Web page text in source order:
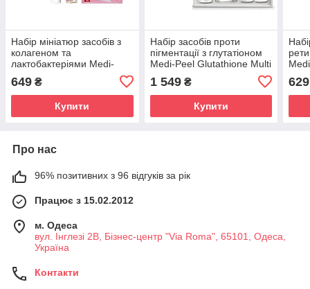
Набір мініатюр засобів з
колагеном та
лактобактеріями Medi-
Cleansing Trial K
649 ₴
Купити
Набір засобів проти
пігментації з глутатіоном
Medi-Peel Glutathione Multi
1 549₴
Купити
629
Про нас
96% позитивних з 96 відгуків за рік
Працює з 15.02.2012
м. Одеса
вул. Інглезі 2В, Бізнес-центр "Via Roma", 65101, Одеса,
Україна
Контакти